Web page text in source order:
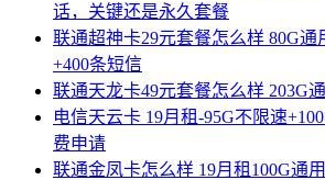
话，关键还是永久套餐
联通超神卡29元套餐怎么样 80G通
+400条短信
联通天龙卡49元套餐怎么样 203G
电信天云卡 19月租-95G不限速
费申请
联通金凤卡怎么样 19月租100G通